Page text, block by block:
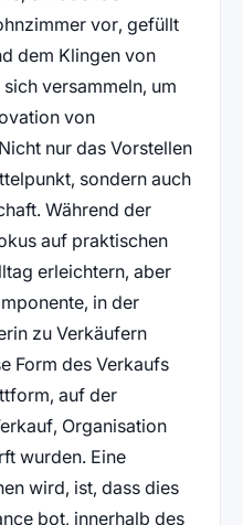
vor, gefüllt
dem Klingen von
versammeln, um
von
nur das Vorstellen
sondern auch
Während der
auf praktischen
erleichtern, aber
in der
zu Verkäufern
Form des Verkaufs
auf der
Organisation
wurden. Eine
wird, ist, dass dies
bot, innerhalb des